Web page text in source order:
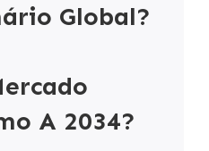
Global?
A 2034?